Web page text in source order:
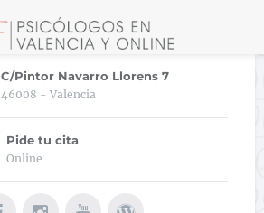
C/Pintor Navarro Llorens 7
46008 - Valencia
Pide tu cita
Online